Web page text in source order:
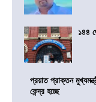
১৪৪
প্রয়াত প্রাক্তন
কেন্দ্র হচ্ছে